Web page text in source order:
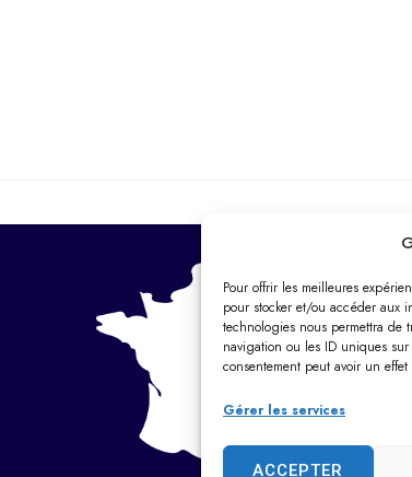
Pour offrir les meilleures
pour stocker et/ou accéder aux
technologies nous permettra de
navigation ou les ID uniques
consentement peut avoir un
Gérer les services
ACCEPTER